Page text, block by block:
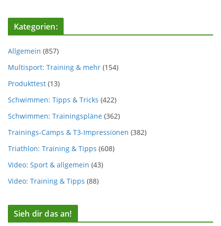
Kategorien:
Allgemein (857)
Multisport: Training & mehr (154)
Produkttest (13)
Schwimmen: Tipps & Tricks (422)
Schwimmen: Trainingspläne (362)
Trainings-Camps & T3-Impressionen (382)
Triathlon: Training & Tipps (608)
Video: Sport & allgemein (43)
Video: Training & Tipps (88)
Sieh dir das an!